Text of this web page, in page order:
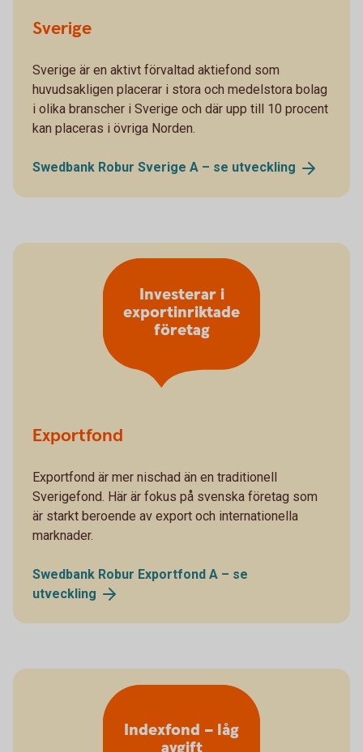
Sverige
Sverige är en aktivt förvaltad aktiefond som
huvudsakligen placerar i stora och medelstora bolag
i olika branscher i Sverige och där upp till 10 procent
kan placeras i övriga Norden.
Swedbank Robur Sverige A – se utveckling
Exportfond
Exportfond är mer nischad än en traditionell
Sverigefond. Här är fokus på svenska företag som
är starkt beroende av export och internationella
marknader.
Swedbank Robur Exportfond A – se
utveckling
Investerar i
exportinriktade
företag
Indexfond – låg